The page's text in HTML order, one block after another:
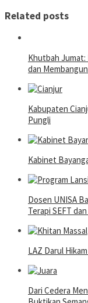
Related posts
Khutbah Jumat:
dan
Kabupaten
Pungli
Kabinet
Dosen UNISA
Terapi SEFT
LAZ Darul
Dari Cedera